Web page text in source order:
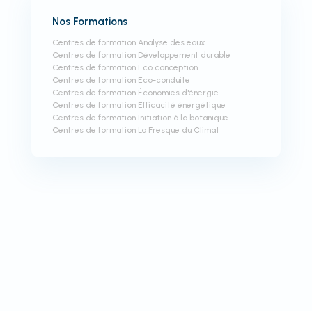
Nos Formations
Centres de formation Analyse des eaux
Centres de formation Développement durable
Centres de formation Eco conception
Centres de formation Eco-conduite
Centres de formation Économies d'énergie
Centres de formation Efficacité énergétique
Centres de formation Initiation à la botanique
Centres de formation La Fresque du Climat